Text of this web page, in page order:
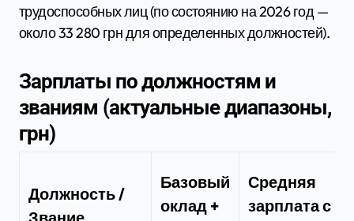
трудоспособных лиц (по состоянию на 2026 год —
около 33 280 грн для определенных должностей).
Зарплаты по должностям и
званиям (актуальные диапазоны,
грн)
Должность /
Базовый
оклад +
Средняя
зарплата с